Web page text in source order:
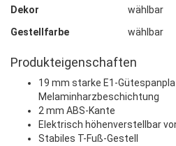
Dekor
wählbar
Gestellfarbe
wählbar
Produkteigenschaften
19 mm starke E1-
Melaminharzbeschichtung
2 mm ABS-Kante
Elektrisch höhenverstellbar
Stabiles T-Fuß-Gestell